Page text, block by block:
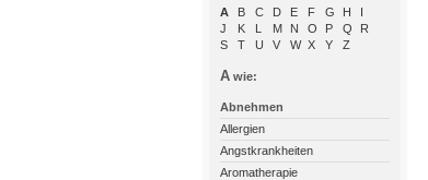
A
B C D E F G H
I
J
K L M N O P Q
R
S
T U V W X Y Z
Awie:
Abnehmen
Allergien
Angstkrankheiten
Aromatherapie